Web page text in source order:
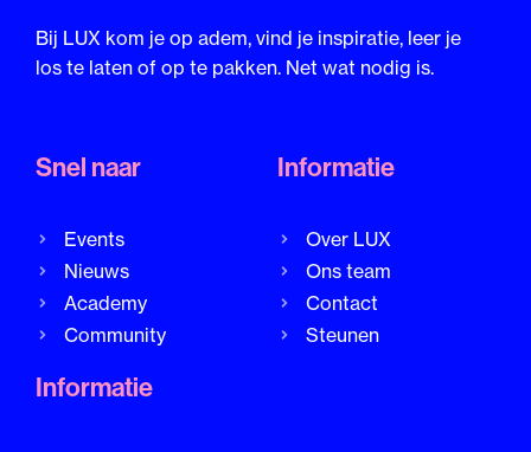
Bij LUX kom je op adem, vind je inspiratie, leer je
los te laten of op te pakken. Net wat nodig is.
Snel naar
Events
Nieuws
Academy
Community
Informatie
Over LUX
Ons team
Contact
Steunen
Informatie